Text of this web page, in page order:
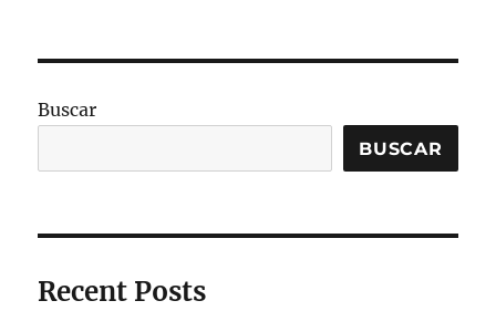
Buscar
BUSCAR
Recent Posts